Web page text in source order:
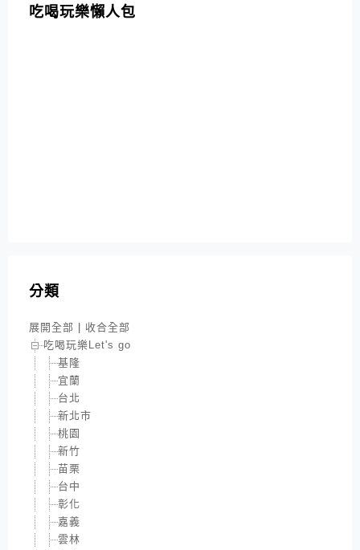
吃喝玩樂懶人包
分類
展開全部
收合全部
吃喝玩樂Let's go
基隆
宜蘭
台北
新北市
桃園
新竹
苗栗
台中
彰化
嘉義
雲林